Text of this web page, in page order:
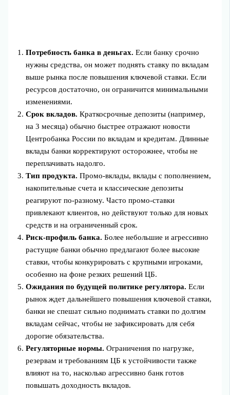
Потребность банка в деньгах. Если банку срочно
нужны средства, он может поднять ставку по вкладам
выше рынка после повышения ключевой ставки. Если
ресурсов достаточно, он ограничится минимальными
изменениями.
Срок вкладов. Краткосрочные депозиты (например,
на 3 месяца) обычно быстрее отражают новости
Центробанка России по вкладам и кредитам. Длинные
вклады банки корректируют осторожнее, чтобы не
переплачивать надолго.
Тип продукта. Промо‑вклады, вклады с пополнением,
накопительные счета и классические депозиты
реагируют по‑разному. Часто промо‑ставки
привлекают клиентов, но действуют только для новых
средств и на ограниченный срок.
Риск‑профиль банка. Более небольшие и агрессивно
растущие банки обычно предлагают более высокие
ставки, чтобы конкурировать с крупными игроками,
особенно на фоне резких решений ЦБ.
Ожидания по будущей политике регулятора. Если
рынок ждет дальнейшего повышения ключевой ставки,
банки не спешат сильно поднимать ставки по долгим
вкладам сейчас, чтобы не зафиксировать для себя
дорогие обязательства.
Регуляторные нормы. Ограничения по нагрузке,
резервам и требованиям ЦБ к устойчивости также
влияют на то, насколько агрессивно банк готов
повышать доходность вкладов.